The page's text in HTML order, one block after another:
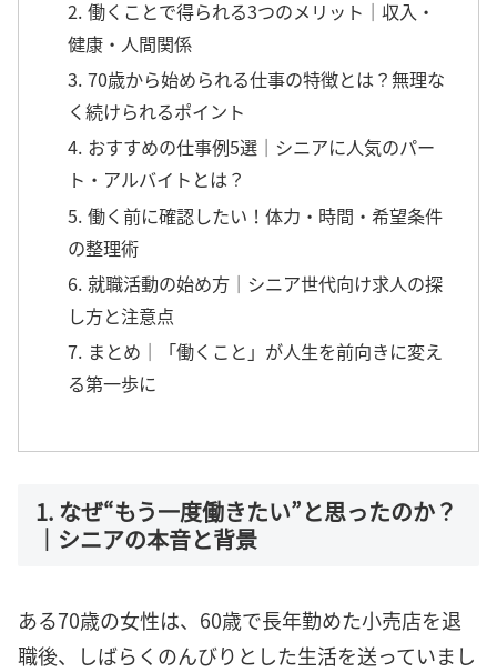
2. 働くことで得られる3つのメリット｜収入・
健康・人間関係
3. 70歳から始められる仕事の特徴とは？無理な
く続けられるポイント
4. おすすめの仕事例5選｜シニアに人気のパー
ト・アルバイトとは？
5. 働く前に確認したい！体力・時間・希望条件
の整理術
6. 就職活動の始め方｜シニア世代向け求人の探
し方と注意点
7. まとめ｜「働くこと」が人生を前向きに変え
る第一歩に
1. なぜ“もう一度働きたい”と思ったのか？
｜シニアの本音と背景
ある70歳の女性は、60歳で長年勤めた小売店を退
職後、しばらくのんびりとした生活を送っていまし